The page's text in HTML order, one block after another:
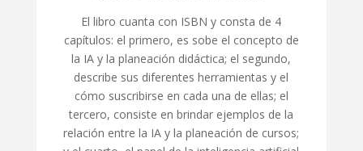
El libro cuanta con ISBN y consta de 4
capítulos: el primero, es sobe el concepto de
la IA y la planeación didáctica; el segundo,
describe sus diferentes herramientas y el
cómo suscribirse en cada una de ellas; el
tercero, consiste en brindar ejemplos de la
relación entre la IA y la planeación de cursos;